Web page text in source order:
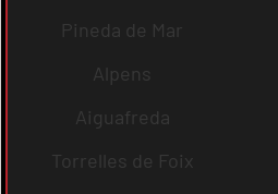
Pineda de Mar
Alpens
Aiguafreda
Torrelles de Foix